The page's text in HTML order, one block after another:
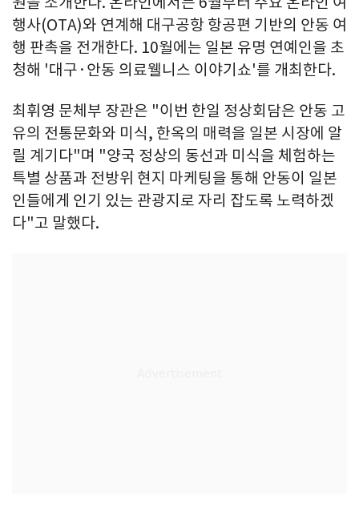
행사(OTA)와 연계해 대구공항 항공편 기반의 안동 여
행 판촉을 전개한다. 10월에는 일본 유명 연예인을 초
청해 '대구·안동 의료웰니스 이야기쇼'를 개최한다.
최휘영 문체부 장관은 "이번 한일 정상회담은 안동 고
유의 전통문화와 미식, 한옥의 매력을 일본 시장에 알
릴 계기다"며 "양국 정상의 동선과 미식을 체험하는
특별 상품과 전방위 현지 마케팅을 통해 안동이 일본
인들에게 인기 있는 관광지로 자리 잡도록 노력하겠
다"고 말했다.